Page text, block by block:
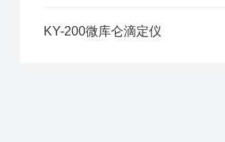
KY-200微库仑滴定仪